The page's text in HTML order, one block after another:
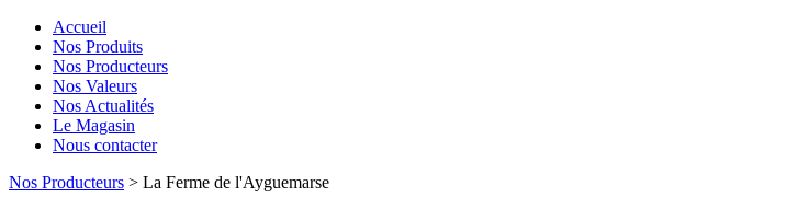
Accueil
Nos Produits
Nos Producteurs
Nos Valeurs
Nos Actualités
Le Magasin
Nous contacter
Nos Producteurs > La Ferme de l'Ayguemarse